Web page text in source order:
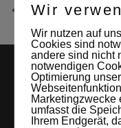
Wir
Wir nutzen auf
Cookies sind
andere sind nicht
notwendigen
Optimierung
umfasst die
Ihrem Endgerät,